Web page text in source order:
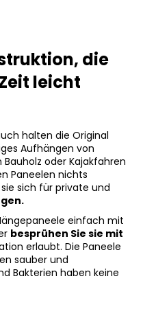
die
leicht
halten die Original
Aufhängen von
oder Kajakfahren
Paneelen nichts
sich für private und
einfach mit
besprühen Sie sie mit
erlaubt. Die Paneele
sauber und
Bakterien haben keine